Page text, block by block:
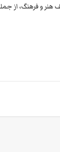
هنر و فرهنگ، از